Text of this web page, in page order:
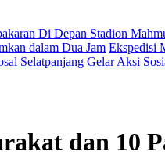
Di Depan Stadion
dalam Dua Jam Ekspedisi
Selatpanjang Gelar Aksi
dan 10